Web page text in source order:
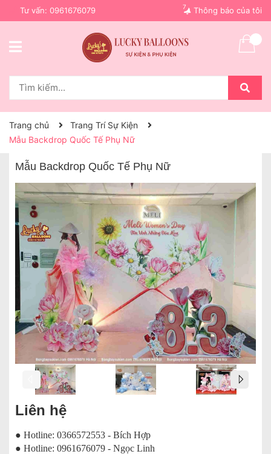
Tư vấn: 0961676079 Thông báo của tôi
7
Trang chủ
Trang Trí Sự Kiện
Mẫu Backdrop Quốc Tế Phụ Nữ
Mẫu Backdrop Quốc Tế Phụ Nữ
Liên hệ
● Hotline: 0366572553 - Bích Hợp
● Hotline: 0961676079 - Ngọc Linh